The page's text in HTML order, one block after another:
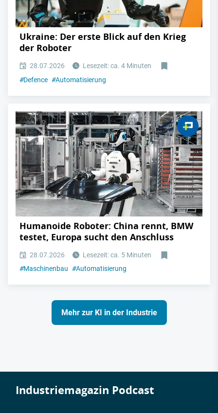
Ukraine: Der erste Blick auf den Krieg
der Roboter
28.07.2026
Lesezeit: ca. 4 Minuten
#Defence #Automatisierung
Humanoide Roboter: China rennt, BMW
testet, Europa sucht den Anschluss
28.07.2026
Lesezeit: ca. 5 Minuten
#Maschinenbau #Automatisierung
Mehr zur KI in der Industrie
Industriemagazin Podcast